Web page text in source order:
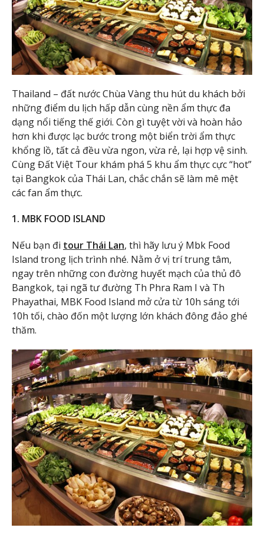
Thailand – đất nước Chùa Vàng thu hút du khách bởi
những điểm du lịch hấp dẫn cùng nền ẩm thực đa
dạng nổi tiếng thế giới. Còn gì tuyệt vời và hoàn hảo
hơn khi được lạc bước trong một biển trời ẩm thực
khổng lồ, tất cả đều vừa ngon, vừa rẻ, lại hợp vệ sinh.
Cùng Đất Việt Tour khám phá 5 khu ẩm thực cực “hot”
tại Bangkok của Thái Lan, chắc chắn sẽ làm mê mệt
các fan ẩm thực.
1. MBK FOOD ISLAND
Nếu bạn đi tour Thái Lan, thì hãy lưu ý Mbk Food
Island trong lịch trình nhé. Nằm ở vị trí trung tâm,
ngay trên những con đường huyết mạch của thủ đô
Bangkok, tại ngã tư đường Th Phra Ram I và Th
Phayathai, MBK Food Island mở cửa từ 10h sáng tới
10h tối, chào đốn một lượng lớn khách đông đảo ghé
thăm.